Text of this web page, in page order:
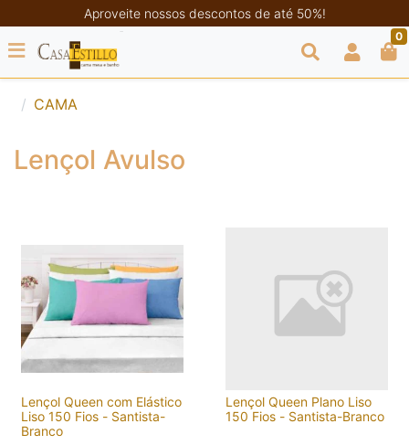
Aproveite nossos descontos de até 50%!
0
CAMA
Lençol Avulso
Lençol Queen com Elástico
Liso 150 Fios - Santista-
Branco
Lençol Queen Plano Liso
150 Fios - Santista-Branco